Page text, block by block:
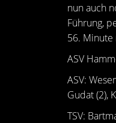
nun auch
Führung,
56. Minute
ASV
ASV:
Gudat (2),
TSV: